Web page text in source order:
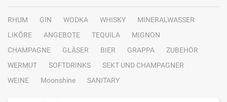
RHUM GIN WODKA WHISKY
MINERALWASSER
LIKÖRE
ANGEBOTE TEQUILA
MIGNON
CHAMPAGNE
GLÄSER BIER GRAPPA
ZUBEHÖR
WERMUT
SOFTDRINKS
SEKT UND CHAMPAGNER
WEINE
Moonshine SANITARY